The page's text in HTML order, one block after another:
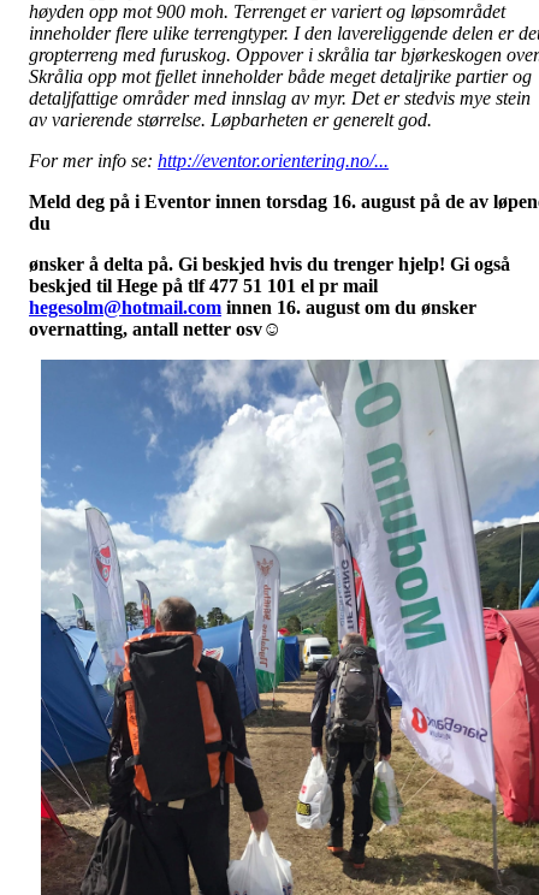
høyden opp mot 900 moh. Terrenget er variert og løpsområdet
inneholder flere ulike terrengtyper. I den lavereliggende delen er
gropterreng med furuskog. Oppover i skrålia tar bjørkeskogen
Skrålia opp mot fjellet inneholder både meget detaljrike partier og
detaljfattige områder med innslag av myr. Det er stedvis mye stein
av varierende størrelse. Løpbarheten er generelt god.
For mer info se: http://eventor.orientering.no/...
Meld deg på i Eventor innen torsdag 16. august på de av
du
ønsker å delta på. Gi beskjed hvis du trenger hjelp! Gi også
beskjed til Hege på tlf 477 51 101 el pr mail
hegesolm@hotmail.com innen 16. august om du ønsker
overnatting, antall netter osv☺